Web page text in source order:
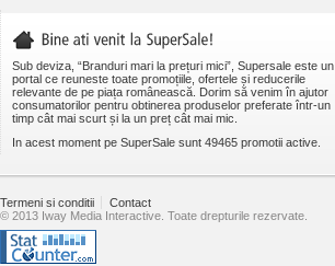
Sub deviza, “Branduri mari la prețuri mici”, Supersale este un
portal ce reuneste toate promoțiile, ofertele și reducerile
relevante de pe piața românească. Dorim să venim în ajutor
consumatorilor pentru obtinerea produselor preferate într-un
timp cât mai scurt și la un preț cât mai mic.
In acest moment pe SuperSale sunt 49465 promotii active.
Termeni si conditii
Contact
© 2013 Iway Media Interactive. Toate drepturile rezervate.